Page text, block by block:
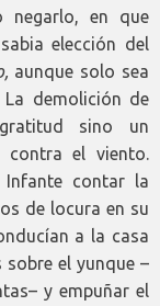
negarlo, en que
elección del
aunque solo sea
demolición de
sino un
contra el viento.
contar la
de locura en su
a la casa
el yunque –
y empuñar el